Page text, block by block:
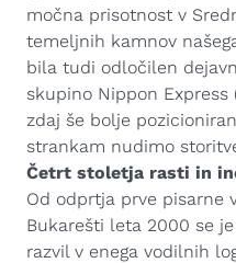
močna prisotnost v
temeljnih kamnov
bila tudi odločilen
skupino Nippon Express
zdaj še bolje
strankam nudimo
Četrt stoletja rasti in
Od odprtja prve pisarne
Bukarešti leta 2000 se
razvil v enega vodilnih